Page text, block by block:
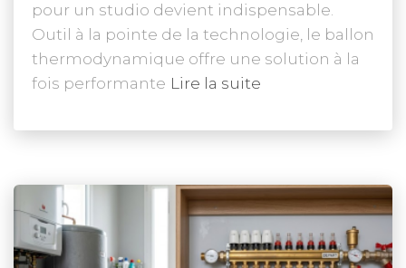
pour un studio devient indispensable.
Outil à la pointe de la technologie, le ballon
thermodynamique offre une solution à la
fois performante Lire la suite